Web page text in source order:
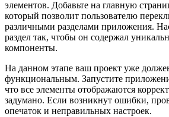
элементов. Добавьте на главную
который позволит пользователю
различными разделами приложения.
раздел так, чтобы он содержал
компоненты.
На данном этапе ваш проект уже
функциональным. Запустите
что все элементы отображаются
задумано. Если возникнут ошибки,
опечаток и неправильных настроек.